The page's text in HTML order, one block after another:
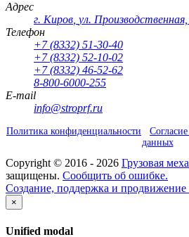
Адрес
г. Киров, ул.
Телефон
+7 (8332) 51-30-40
+7 (8332) 52-10-02
+7 (8332) 46-52-62
8-800-6000-255
E-mail
info@stroprf.ru
Политика конфиденциальности
данных
Copyright © 2016 - 2026 Грузовая
защищены. Сообщить об ошибке.
Создание, поддержка и продвижение
×
Unified modal